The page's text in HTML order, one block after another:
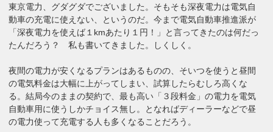
東京電力、グダグダでございました。そもそも深夜電力は電気自
動車の充電に使えない、というのだ。今まで電気自動車推進派が
「深夜電力を使えば１kmあたり１円！」と言ってきたのは何だっ
たんだろう？ 私も書いてきました。しくしく。
夜間の電力が安くなるプランはあるものの、そいつを使うと昼間
の電気料金は大幅に上がってしまい、試算したらむしろ高くな
る。結局今のままの契約で、最も高い「３段料金」の電力を電気
自動車用に使うしかチョイス無し。となればディーラーなどで昼
の電力使って充電する人も多くなることだろう。